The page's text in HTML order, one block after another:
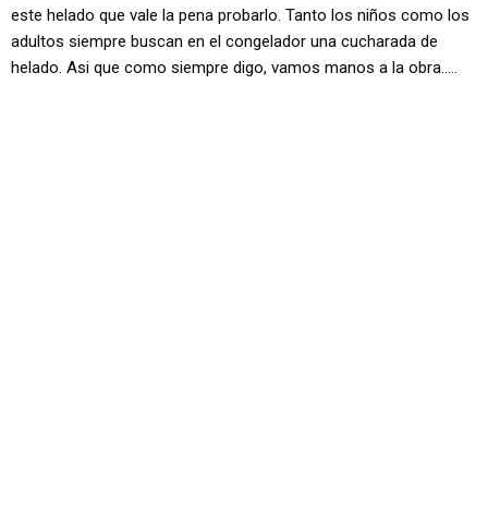
este helado que vale la pena probarlo. Tanto los niños como los
adultos siempre buscan en el congelador una cucharada de
helado. Asi que como siempre digo, vamos manos a la obra…..